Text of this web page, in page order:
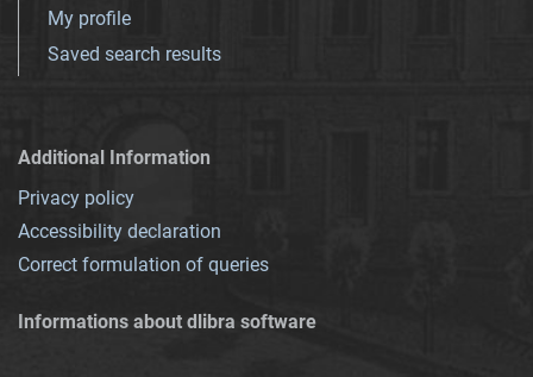
My profile
Saved search results
Additional Information
Privacy policy
Accessibility declaration
Correct formulation of queries
Informations about dlibra software